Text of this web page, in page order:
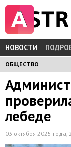
НОВОСТИ
ОБЩЕСТВО
лебеде
03 октября 2025 года,